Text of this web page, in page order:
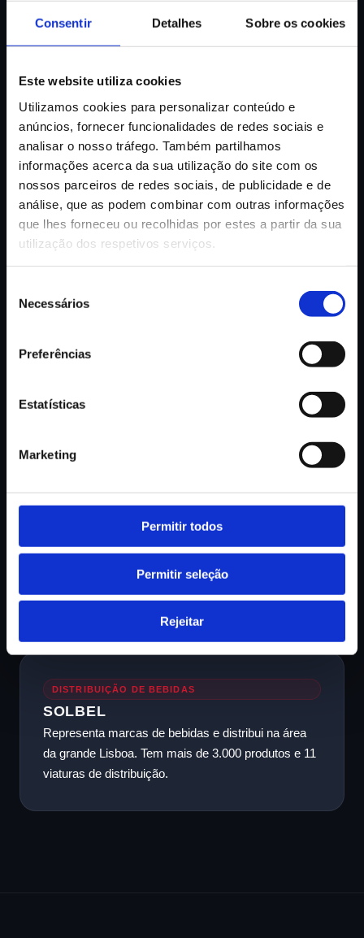
Consentir Detalhes Sobre os cookies
Este website utiliza cookies
Utilizamos cookies para personalizar conteúdo e
anúncios, fornecer funcionalidades de redes sociais e
analisar o nosso tráfego. Também partilhamos
informações acerca da sua utilização do site com os
nossos parceiros de redes sociais, de publicidade e de
análise, que as podem combinar com outras informações
que lhes forneceu ou recolhidas por estes a partir da sua
utilização dos respetivos serviços.
Necessários
Preferências
Estatísticas
Marketing
Permitir todos
Permitir seleção
Rejeitar
se à comercialização de peças automóveis da
TECNOLOGIA & DISTRIBUIÇÃO
MULTIMAC
Representantes da Sharp em Portugal. Tem
Lisboa, conta ainda duas filiais, uma no Porto, outra
em Faro.
QUADRIMÓVEL
artes. Conta com mais de 45 técnicos profissionais
Fundada em 1978, a Sodisul dedica-se à
distribuição de material elétrico de norte a sul de
Portugal continental.
DISTRIBUIÇÃO DE BEBIDAS
SOLBEL
Representa marcas de bebidas e distribui na área
da grande Lisboa. Tem mais de 3.000 produtos e 11
viaturas de distribuição.